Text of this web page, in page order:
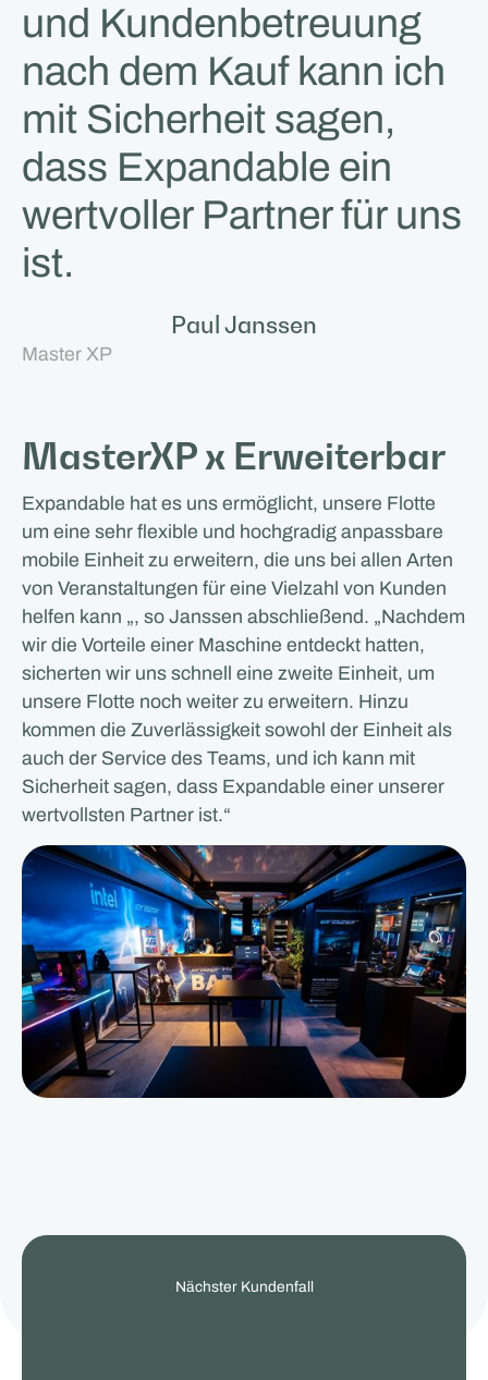
und Kundenbetreuung
nach dem Kauf kann ich
mit Sicherheit sagen,
dass Expandable ein
wertvoller Partner für uns
ist.
Paul Janssen
Master XP
MasterXP x Erweiterbar
Expandable hat es uns ermöglicht, unsere Flotte
um eine sehr flexible und hochgradig anpassbare
mobile Einheit zu erweitern, die uns bei allen Arten
von Veranstaltungen für eine Vielzahl von Kunden
helfen kann „, so Janssen abschließend. „Nachdem
wir die Vorteile einer Maschine entdeckt hatten,
sicherten wir uns schnell eine zweite Einheit, um
unsere Flotte noch weiter zu erweitern. Hinzu
kommen die Zuverlässigkeit sowohl der Einheit als
auch der Service des Teams, und ich kann mit
Sicherheit sagen, dass Expandable einer unserer
wertvollsten Partner ist.“
View
Nächster Kundenfall